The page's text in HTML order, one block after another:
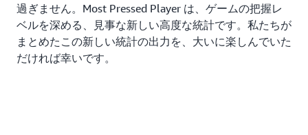
過ぎません。Most Pressed Player は、ゲームの把握レ
ベルを深める、見事な新しい高度な統計です。私たちが
まとめたこの新しい統計の出力を、大いに楽しんでいた
だければ幸いです。